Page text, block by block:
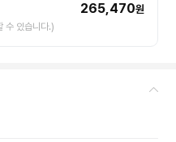
265,470원
수 있습니다.)